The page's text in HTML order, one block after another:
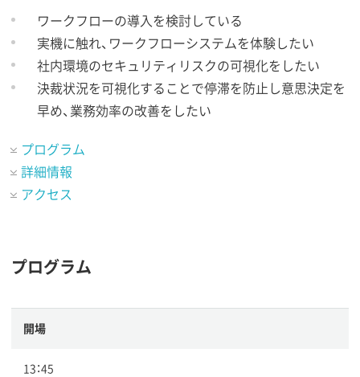
ワークフローの導入を検討している
実機に触れ、ワークフローシステムを体験したい
社内環境のセキュリティリスクの可視化をしたい
決裁状況を可視化することで停滞を防止し意思決定を
早め、業務効率の改善をしたい
プログラム
詳細情報
アクセス
プログラム
開場
13：45